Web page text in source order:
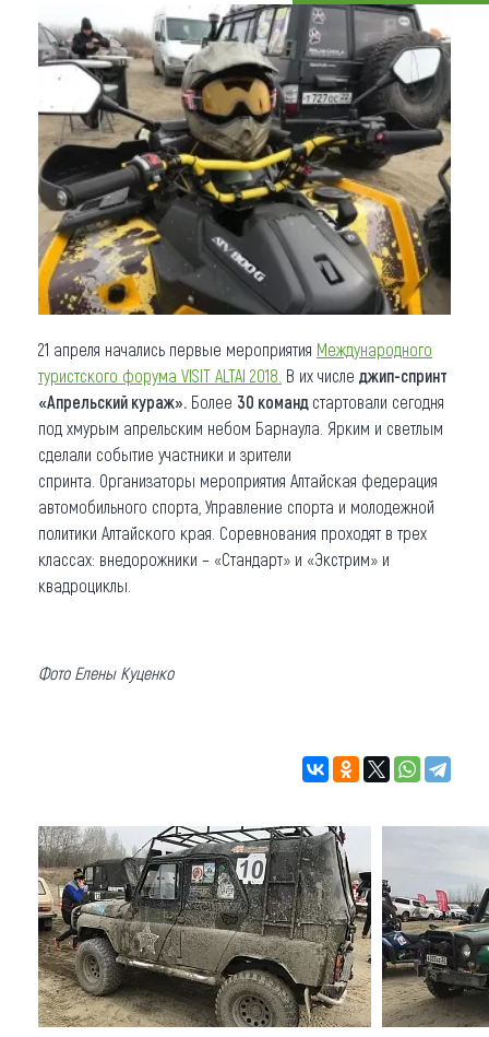
Что привезти (сувениры)
О регионе
Коллекция впечатлений
Другие рубрики
21 апреля начались первые мероприятия Международного
туристского форума VISIT ALTAI 2018. В их числе джип-спринт
«Апрельский кураж». Более 30 команд стартовали сегодня
под хмурым апрельским небом Барнаула. Ярким и светлым
сделали событие участники и зрители
спринта. Организаторы мероприятия Алтайская федерация
автомобильного спорта, Управление спорта и молодежной
политики Алтайского края. Соревнования проходят в трех
классах: внедорожники – «Стандарт» и «Экстрим» и
квадроциклы.
Фото Елены Куценко